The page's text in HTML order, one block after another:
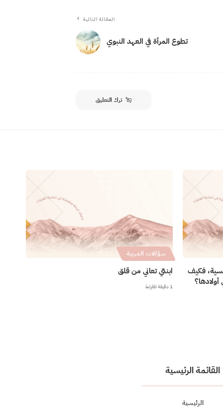
المقالة التالية
تطوع المرأة في العهد النبوي
ترك التعليق
فكيف
سؤالات المربية
ابنتي تعاني من قلق
1 دقيقة للقراءة
القائمة الرئيسية
الرئيسية